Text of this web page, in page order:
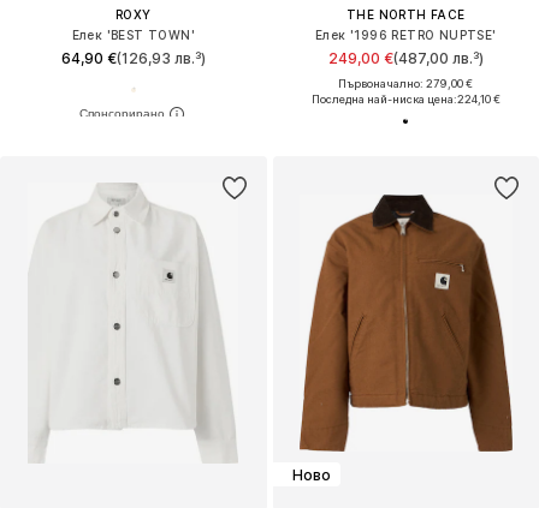
ROXY
Елек 'BEST TOWN'
64,90 €(126,93 лв.³)
THE NORTH FACE
Елек '1996 RETRO NUPTSE'
249,00 €(487,00 лв.³)
Първоначално: 279,00 €
Последна най-ниска цена:224,10 €
Ново